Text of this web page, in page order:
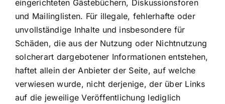
eingerichteten Gästebüchern, Diskussionsforen
und Mailinglisten. Für illegale, fehlerhafte oder
unvollständige Inhalte und insbesondere für
Schäden, die aus der Nutzung oder Nichtnutzung
solcherart dargebotener Informationen entstehen,
haftet allein der Anbieter der Seite, auf welche
verwiesen wurde, nicht derjenige, der über Links
auf die jeweilige Veröffentlichung lediglich